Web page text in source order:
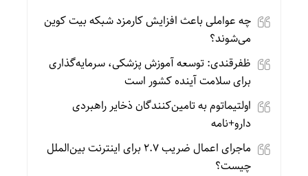
چه عواملی باعث افزایش کارمزد شبکه بیت کوین
می‌شوند؟
ظفرقندی: توسعه آموزش پزشکی، سرمایه‌گذاری
برای سلامت آینده کشور است
اولتیماتوم به تامین‌کنندگان ذخایر راهبردی
دارو+نامه
ماجرای اعمال ضریب ۲.۷ برای اینترنت بین‌الملل
چیست؟